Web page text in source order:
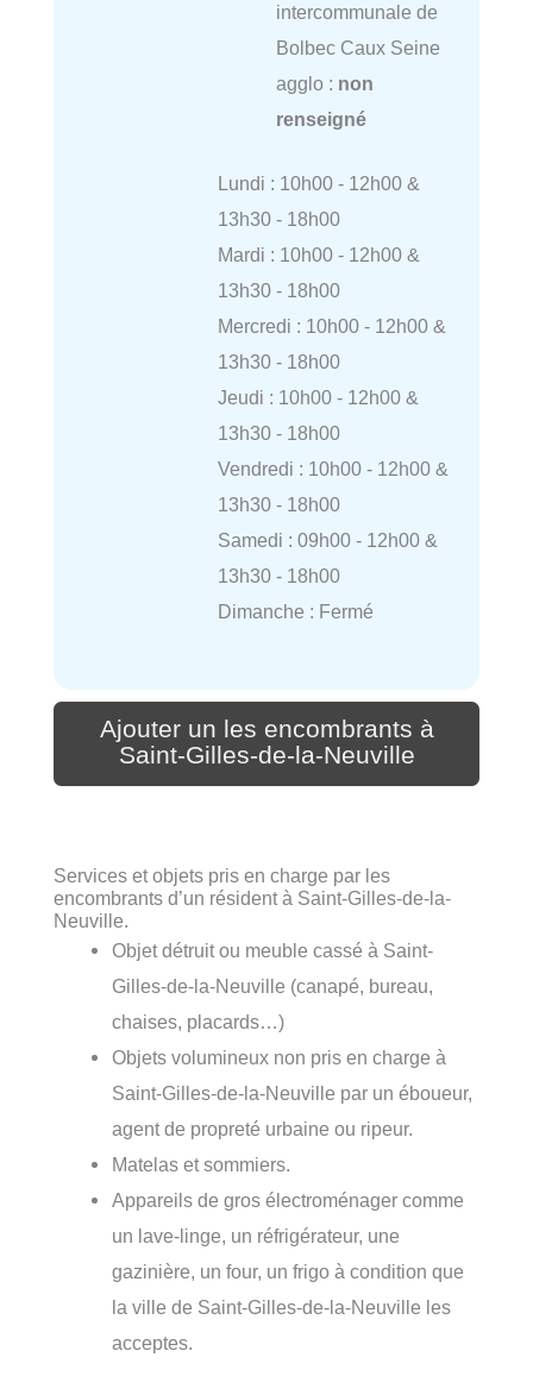
intercommunale de
Bolbec Caux Seine
agglo : non
renseigné
Lundi : 10h00 - 12h00 &
13h30 - 18h00
Mardi : 10h00 - 12h00 &
13h30 - 18h00
Mercredi : 10h00 - 12h00 &
13h30 - 18h00
Jeudi : 10h00 - 12h00 &
13h30 - 18h00
Vendredi : 10h00 - 12h00 &
13h30 - 18h00
Samedi : 09h00 - 12h00 &
13h30 - 18h00
Dimanche : Fermé
Ajouter un les encombrants à
Saint-Gilles-de-la-Neuville
Services et objets pris en charge par les
encombrants d’un résident à Saint-Gilles-de-la-
Neuville.
Objet détruit ou meuble cassé à Saint-
Gilles-de-la-Neuville (canapé, bureau,
chaises, placards…)
Objets volumineux non pris en charge à
Saint-Gilles-de-la-Neuville par un éboueur,
agent de propreté urbaine ou ripeur.
Matelas et sommiers.
Appareils de gros électroménager comme
un lave-linge, un réfrigérateur, une
gazinière, un four, un frigo à condition que
la ville de Saint-Gilles-de-la-Neuville les
acceptes.